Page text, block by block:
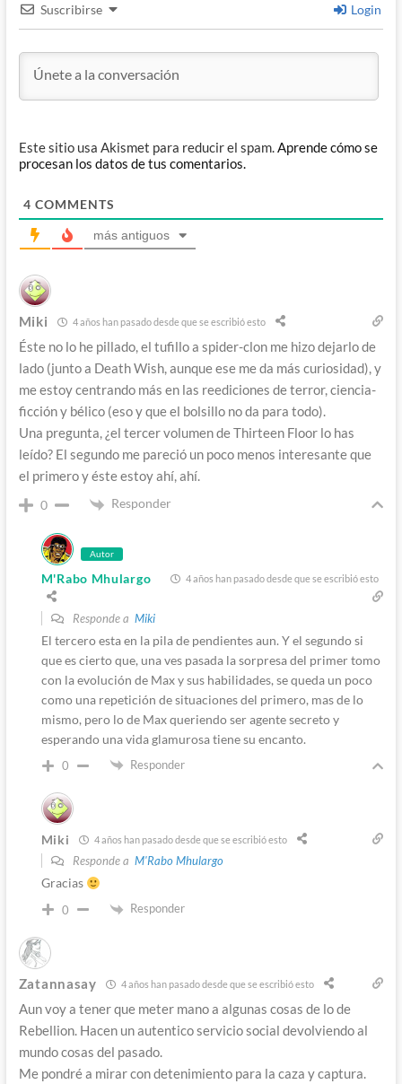
Suscribirse Login
Este sitio usa Akismet para reducir el spam.Aprende cómo se
procesan los datos de tus comentarios.
4 COMMENTS
más antiguos
Miki 4 años han pasado desde que se escribió esto
Éste no lo he pillado, el tufillo a spider-clon me hizo dejarlo de
lado (junto a Death Wish, aunque ese me da más curiosidad), y
me estoy centrando más en las reediciones de terror, ciencia-
ficción y bélico (eso y que el bolsillo no da para todo).
Una pregunta, ¿el tercer volumen de Thirteen Floor lo has
leído? El segundo me pareció un poco menos interesante que
el primero y éste estoy ahí, ahí.
0 Responder
Autor
M'Rabo Mhulargo 4 años han pasado desde que se escribió esto
Responde a Miki
El tercero esta en la pila de pendientes aun. Y el segundo si
que es cierto que, una ves pasada la sorpresa del primer tomo
con la evolución de Max y sus habilidades, se queda un poco
como una repetición de situaciones del primero, mas de lo
mismo, pero lo de Max queriendo ser agente secreto y
esperando una vida glamurosa tiene su encanto.
0 Responder
Miki 4 años han pasado desde que se escribió esto
Responde a M'Rabo Mhulargo
Gracias
0 Responder
Zatannasay 4 años han pasado desde que se escribió esto
Aun voy a tener que meter mano a algunas cosas de lo de
Rebellion. Hacen un autentico servicio social devolviendo al
mundo cosas del pasado.
Me pondré a mirar con detenimiento para la caza y captura.